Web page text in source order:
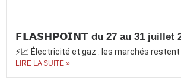
𝗙𝗟𝗔𝗦𝗛𝗣𝗢𝗜𝗡𝗧 du 27 au 31 juillet
⚡📈 Électricité et gaz : les marchés restent
LIRE LA SUITE »